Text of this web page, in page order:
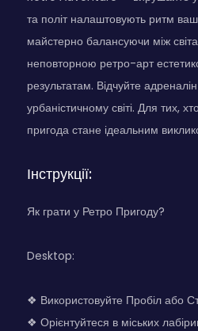
та політ налаштовують ритм
майстерно балансуючи між
неповторною ретро-арт
результатам. Відчуйте
урбаністичному світі. Для тих,
пригода стане ідеальним
Інструкції:
Як грати у Ретро Пригоду?
Desktop:
❖ Використовуйте Пробіл або
❖ Орієнтуйтеся в міських